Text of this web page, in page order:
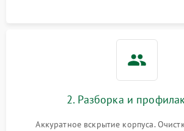
2. Разборка и
Аккуратное вскрытие корпуса.